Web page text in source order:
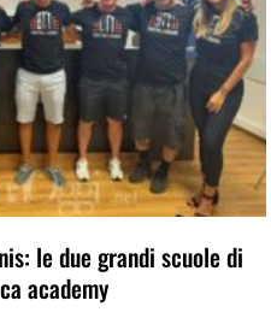
le due grandi scuole di
academy